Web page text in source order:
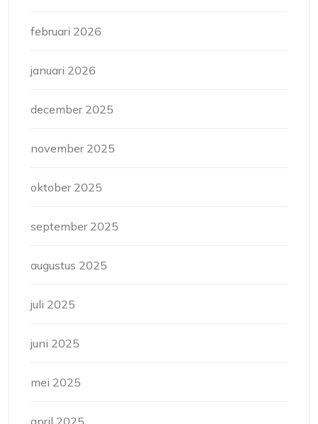
februari 2026
januari 2026
december 2025
november 2025
oktober 2025
september 2025
augustus 2025
juli 2025
juni 2025
mei 2025
april 2025